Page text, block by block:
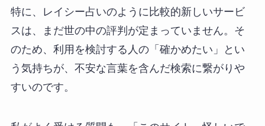
特に、レイシー占いのように比較的新しいサービ
スは、まだ世の中の評判が定まっていません。そ
のため、利用を検討する人の「確かめたい」とい
う気持ちが、不安な言葉を含んだ検索に繋がりや
すいのです。